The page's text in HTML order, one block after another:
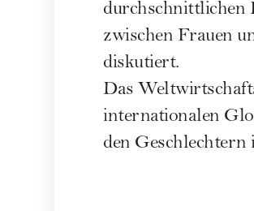
durchschnittlichen
zwischen Frauen
diskutiert.
Das
internationalen
den